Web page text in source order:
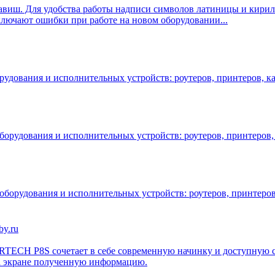
Для удобства работы надписи символов латиницы и
ошибки при работе на новом оборудовании...
и исполнительных устройств: роутеров, принтеров,
и исполнительных устройств: роутеров,
и исполнительных устройств: роутеров,
P8S сочетает в себе современную начинку и доступную
экране полученную информацию.